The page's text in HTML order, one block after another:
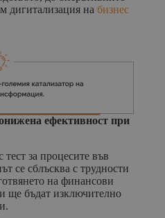
дигитализация на бизнес
ефективност при
тест за процесите във
се сблъсква с трудности
на финансови
ще бъдат изключително